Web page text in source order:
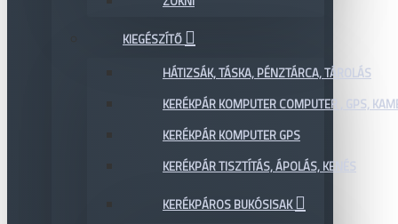
KIEGÉSZÍTŐ
HÁTIZSÁK, TÁSKA, PÉNZTÁRCA, TÁROLÁS
KERÉKPÁR KOMPUTER COMPUTER , GPS,
KERÉKPÁR KOMPUTER GPS
KERÉKPÁR TISZTÍTÁS, ÁPOLÁS, KENÉS
KERÉKPÁROS BUKÓSISAK